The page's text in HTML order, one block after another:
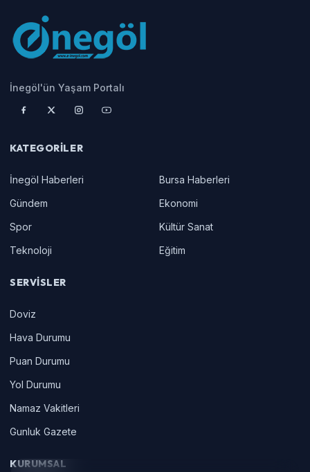
İnegöl'ün Yaşam Portalı
KATEGORILER
İnegöl Haberleri
Bursa Haberleri
Gündem
Ekonomi
Spor
Kültür Sanat
Teknoloji
Eğitim
SERVISLER
Doviz
Hava Durumu
Puan Durumu
Yol Durumu
Namaz Vakitleri
Gunluk Gazete
KURUMSAL